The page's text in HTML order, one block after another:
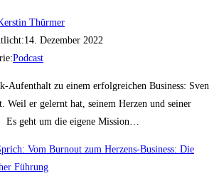
Thürmer
14. Dezember 2022
Podcast
zu einem erfolgreichen Business: Sven
Weil er gelernt hat, seinem Herzen und seiner
Es geht um die eigene Mission…
Vom Burnout zum Herzens-Business: Die
Führung